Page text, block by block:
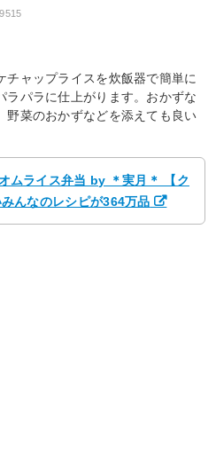
チャップライスを炊飯器で簡単に
ラパラに仕上がります。おかずな
野菜のおかずなどを添えても良い
ムライス弁当 by ＊実月＊ 【ク
んなのレシピが364万品